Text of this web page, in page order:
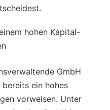
hohen Kapital-
GmbH
ein hohes
vorweisen. Unter